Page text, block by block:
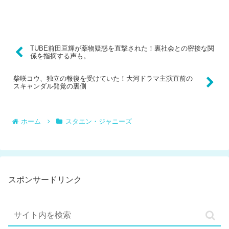
TUBE前田亘輝が薬物疑惑を直撃された！裏社会との密接な関
係を指摘する声も。
柴咲コウ、独立の報復を受けていた！大河ドラマ主演直前の
スキャンダル発覚の裏側
ホーム スタエン・ジャニーズ
スポンサードリンク